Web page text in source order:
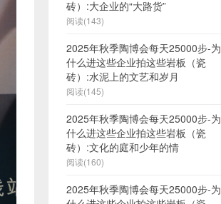
砖）:大企业的“大路货”
阅读(143)
2025年秋季陶博会每天25000步-为
什么进这些企业拍这些岩板（瓷
砖）:水泥上的文艺和岁月
阅读(145)
2025年秋季陶博会每天25000步-为
什么进这些企业拍这些岩板（瓷
砖）:文化的庭和少年的情
阅读(160)
2025年秋季陶博会每天25000步-为